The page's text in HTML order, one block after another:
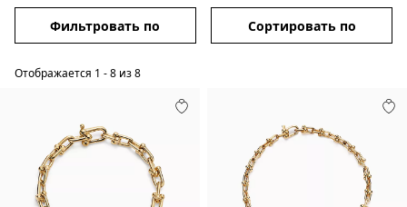
Фильтровать по Сортировать по
Отображается 1 -8 из8